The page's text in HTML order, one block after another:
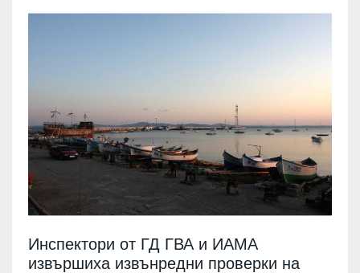
Инспектори от ГД ГВА и ИАМА
извършиха извънредни проверки на